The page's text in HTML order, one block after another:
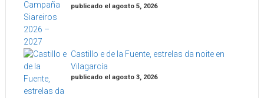
publicado el agosto 5, 2026
Castillo e de la Fuente, estrelas da noite en
Vilagarcía
publicado el agosto 3, 2026